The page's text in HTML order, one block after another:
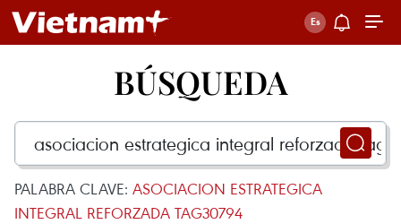
BÚSQUEDA
PALABRA CLAVE: ASOCIACION ESTRATEGICA
INTEGRAL REFORZADA TAG30794